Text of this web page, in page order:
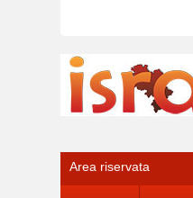
Area riservata